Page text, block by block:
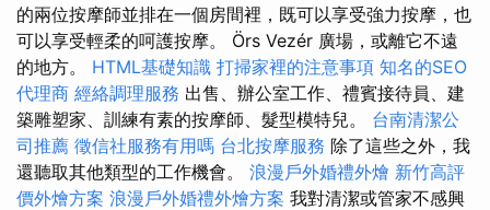
的兩位按摩師並排在一個房間裡，既可以享受強力按摩，也
可以享受輕柔的呵護按摩。 Örs Vezér 廣場，或離它不遠
的地方。 HTML基礎知識 打掃家裡的注意事項 知名的SEO
代理商 經絡調理服務 出售、辦公室工作、禮賓接待員、建
築雕塑家、訓練有素的按摩師、髮型模特兒。 台南清潔公
司推薦 徵信社服務有用嗎 台北按摩服務 除了這些之外，我
還聽取其他類型的工作機會。 浪漫戶外婚禮外燴 新竹高評
價外燴方案 浪漫戶外婚禮外燴方案 我對清潔或管家不感興